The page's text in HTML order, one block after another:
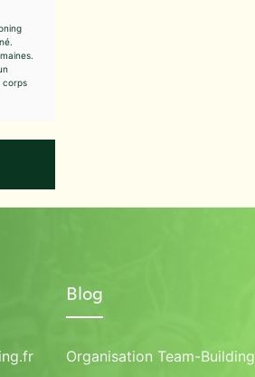
corps
Blog
Organisation Team-Building